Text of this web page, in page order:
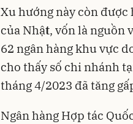
Xu hướng này còn
của Nhật, vốn là nguồn
62 ngân hàng khu vực
cho thấy số chi nhánh
tháng 4/2023 đã tăng
Ngân hàng Hợp tác